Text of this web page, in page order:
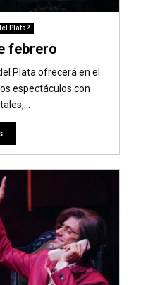
Plata?
febrero
Plata ofrecerá en el
espectáculos con